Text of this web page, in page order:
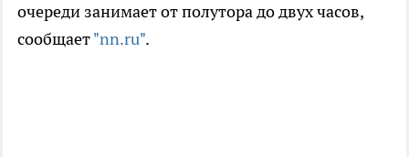
очереди занимает от полутора до двух часов,
сообщает"nn.ru".